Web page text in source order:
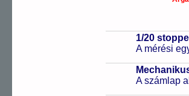
1/20
A mérési
A számlap